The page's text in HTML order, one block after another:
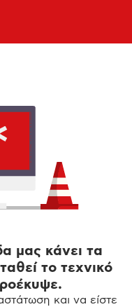
μας κάνει τα
το τεχνικό
και να είστε